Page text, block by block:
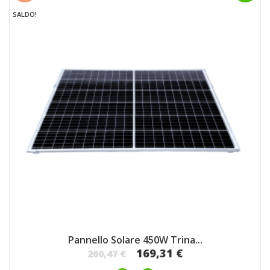
Pannello Solare 450W Trina...
260,47 €
169,31 €
SALDO!